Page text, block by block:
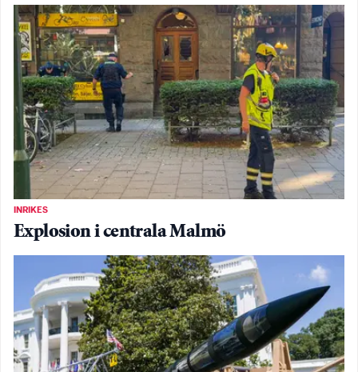
INRIKES
Explosion i centrala Malmö